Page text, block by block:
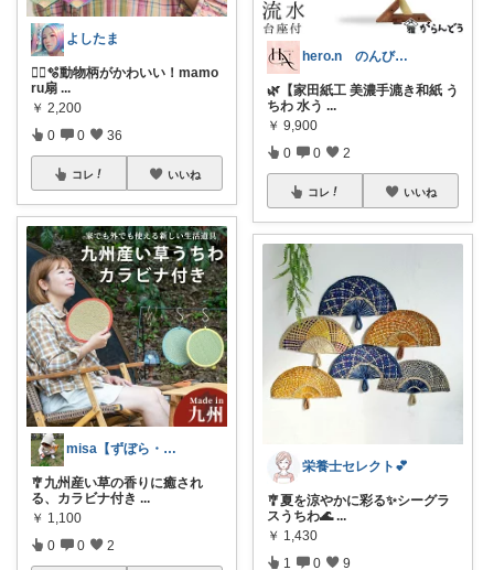
よしたま
🏃‍♀️🫧動物柄がかわいい！mamo
ru扇 ...
￥ 2,200
0 0 36
コレ いいね
misa【ずぼら・時短生活🙈】
🎐九州産い草の香りに癒され
る、カラビナ付き ...
￥ 1,100
0 0 2
hero.n のんびりお付き合いください
🌿【家田紙工 美濃手漉き和紙 う
ちわ 水う ...
￥ 9,900
0 0 2
コレ いいね
栄養士セレクト💕
🎐夏を涼やかに彩る✨シーグラ
スうちわ🌊...
￥ 1,430
1 0 9